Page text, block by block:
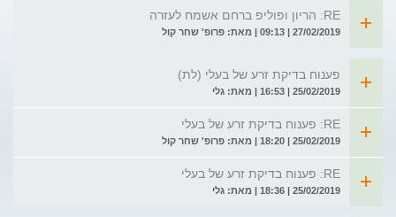
RE: הריון ופוליפ ברחם אשמח לעזרה
27/02/2019 | 09:13 | מאת: פרופ' שחר קול
פענוח בדיקת זרע של בעלי (לת)
25/02/2019 | 16:53 | מאת: גלי
RE: פענוח בדיקת זרע של בעלי
25/02/2019 | 18:20 | מאת: פרופ' שחר קול
RE: פענוח בדיקת זרע של בעלי
25/02/2019 | 18:36 | מאת: גלי